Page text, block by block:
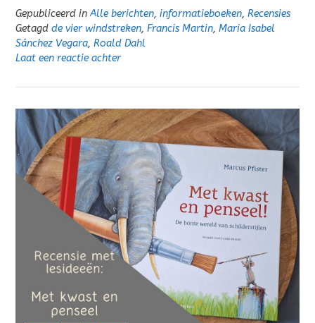
Gepubliceerd inAlle berichten, informatieboeken, Recensies
Getagd de vier windstreken, Francis Martin, Maria Isabel
Sánchez Vegara, Roald Dahl
Laat een reactie achter